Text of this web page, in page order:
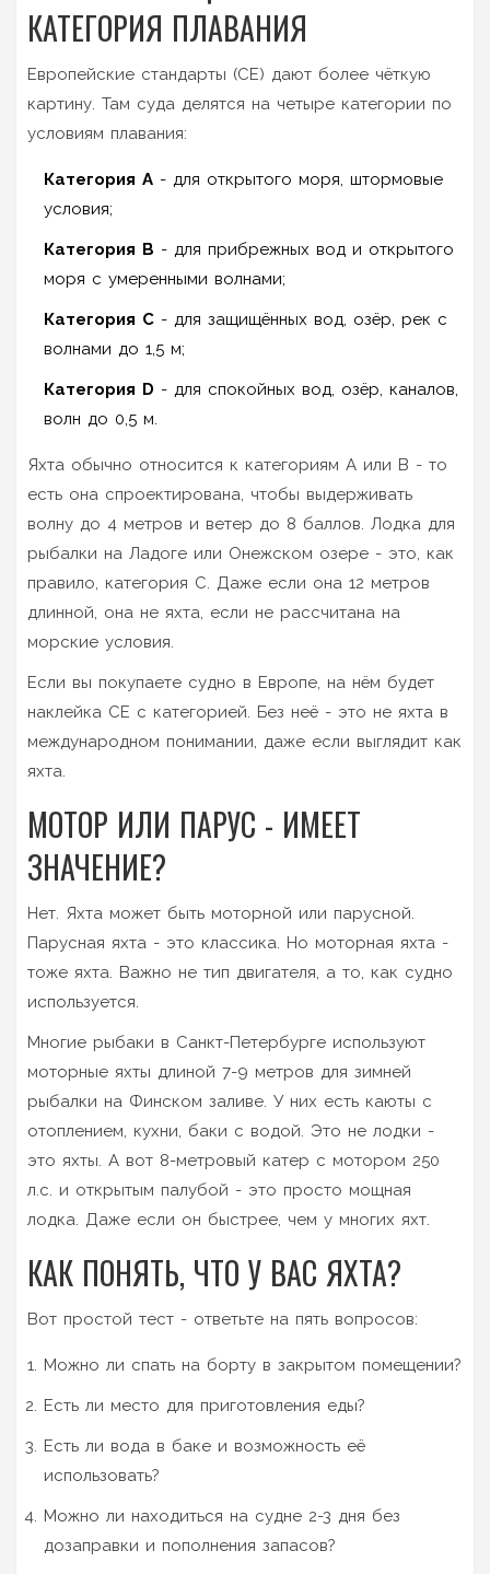
КАТЕГОРИЯ ПЛАВАНИЯ
Европейские стандарты (CE) дают более чёткую
картину. Там суда делятся на четыре категории по
условиям плавания:
Категория A - для открытого моря, штормовые
условия;
Категория B - для прибрежных вод и открытого
моря с умеренными волнами;
Категория C - для защищённых вод, озёр, рек с
волнами до 1,5 м;
Категория D - для спокойных вод, озёр, каналов,
волн до 0,5 м.
Яхта обычно относится к категориям A или B - то
есть она спроектирована, чтобы выдерживать
волну до 4 метров и ветер до 8 баллов. Лодка для
рыбалки на Ладоге или Онежском озере - это, как
правило, категория C. Даже если она 12 метров
длинной, она не яхта, если не рассчитана на
морские условия.
Если вы покупаете судно в Европе, на нём будет
наклейка CE с категорией. Без неё - это не яхта в
международном понимании, даже если выглядит как
яхта.
МОТОР ИЛИ ПАРУС - ИМЕЕТ
ЗНАЧЕНИЕ?
Нет. Яхта может быть моторной или парусной.
Парусная яхта - это классика. Но моторная яхта -
тоже яхта. Важно не тип двигателя, а то, как судно
используется.
Многие рыбаки в Санкт-Петербурге используют
моторные яхты длиной 7-9 метров для зимней
рыбалки на Финском заливе. У них есть каюты с
отоплением, кухни, баки с водой. Это не лодки -
это яхты. А вот 8-метровый катер с мотором 250
л.с. и открытым палубой - это просто мощная
лодка. Даже если он быстрее, чем у многих яхт.
КАК ПОНЯТЬ, ЧТО У ВАС ЯХТА?
Вот простой тест - ответьте на пять вопросов:
Можно ли спать на борту в закрытом помещении?
Есть ли место для приготовления еды?
Есть ли вода в баке и возможность её
использовать?
Можно ли находиться на судне 2-3 дня без
дозаправки и пополнения запасов?